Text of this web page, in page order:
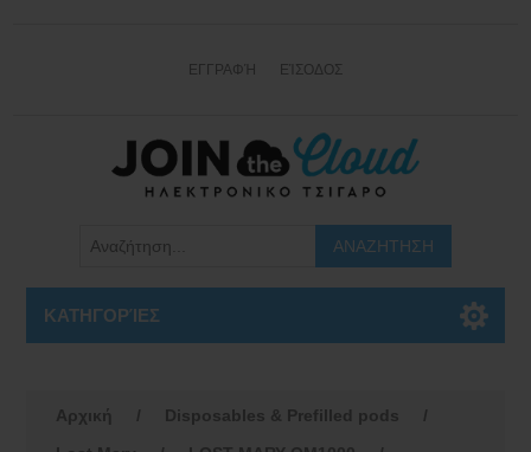
ΕΓΓΡΑΦΉ ΕΊΣΟΔΟΣ
ΚΑΤΗΓΟΡΊΕΣ
Αρχική / Disposables & Prefilled pods
/